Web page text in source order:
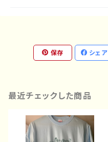
保存 シェア
最近チェックした商品